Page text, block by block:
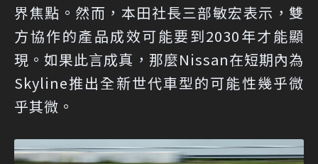
界焦點。然而，本田社長三部敏宏表示，雙
方協作的產品成效可能要到2030年才能顯
現。如果此言成真，那麼Nissan在短期內為
Skyline推出全新世代車型的可能性幾乎微
乎其微。